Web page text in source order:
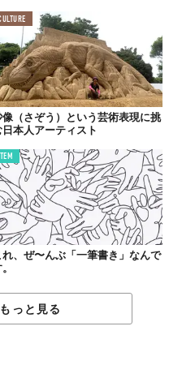
像（さぞう）という芸術表現に挑
日本人アーティスト
れ、ぜ〜んぶ「一筆書き」なんで
っと見る